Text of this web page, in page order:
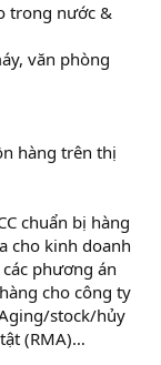
trong nước &
văn phòng
hàng trên thị
chuẩn bị hàng
cho kinh doanh
phương án
cho công ty
stock/hủy
(RMA)…